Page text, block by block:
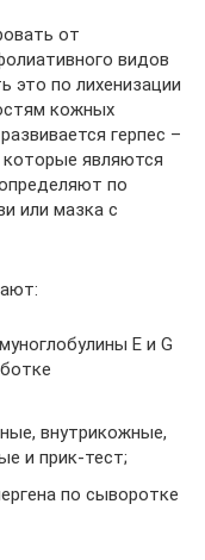
от
видов
это по лихенизации
кожных
герпес –
являются
по
или мазка с
Е и G
внутрикожные,
и прик-тест;
по сыворотке